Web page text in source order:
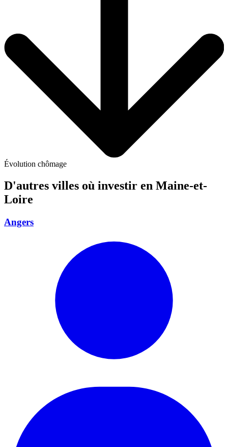
Évolution chômage
D'autres villes où investir en Maine-et-
Loire
Angers